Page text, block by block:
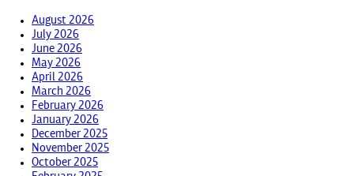
August 2026
July 2026
June 2026
May 2026
April 2026
March 2026
February 2026
January 2026
December 2025
November 2025
October 2025